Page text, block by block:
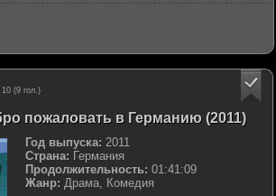
10 (9 гол.)
пожаловать в Германию (2011)
Год выпуска: 2011
Страна: Германия
Продолжительность: 01:41:09
Жанр: Драма, Комедия